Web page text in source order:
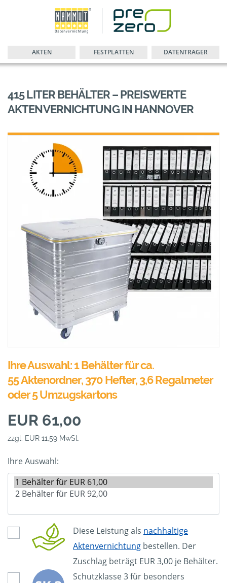
AKTEN FESTPLATTEN DATENTRÄGER
415 LITER BEHÄLTER – PREISWERTE
AKTENVERNICHTUNG IN HANNOVER
Ihre Auswahl: 1 Behälter für ca.
55 Aktenordner, 370 Hefter, 3,6 Regalmeter
oder 5 Umzugskartons
EUR 61,00
zzgl. EUR 11,59 MwSt.
Ihre Auswahl:
Diese Leistung als nachhaltige
Aktenvernichtung bestellen. Der
Zuschlag beträgt EUR 3,00 je Behälter.
Schutzklasse 3 für besonders